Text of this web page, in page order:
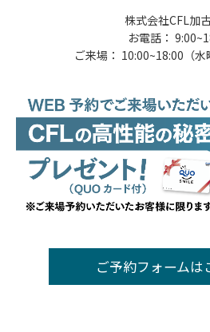
株式会社CFL加
お電話：
ご来場： 10:00~18:00（水
ご予約フォーム